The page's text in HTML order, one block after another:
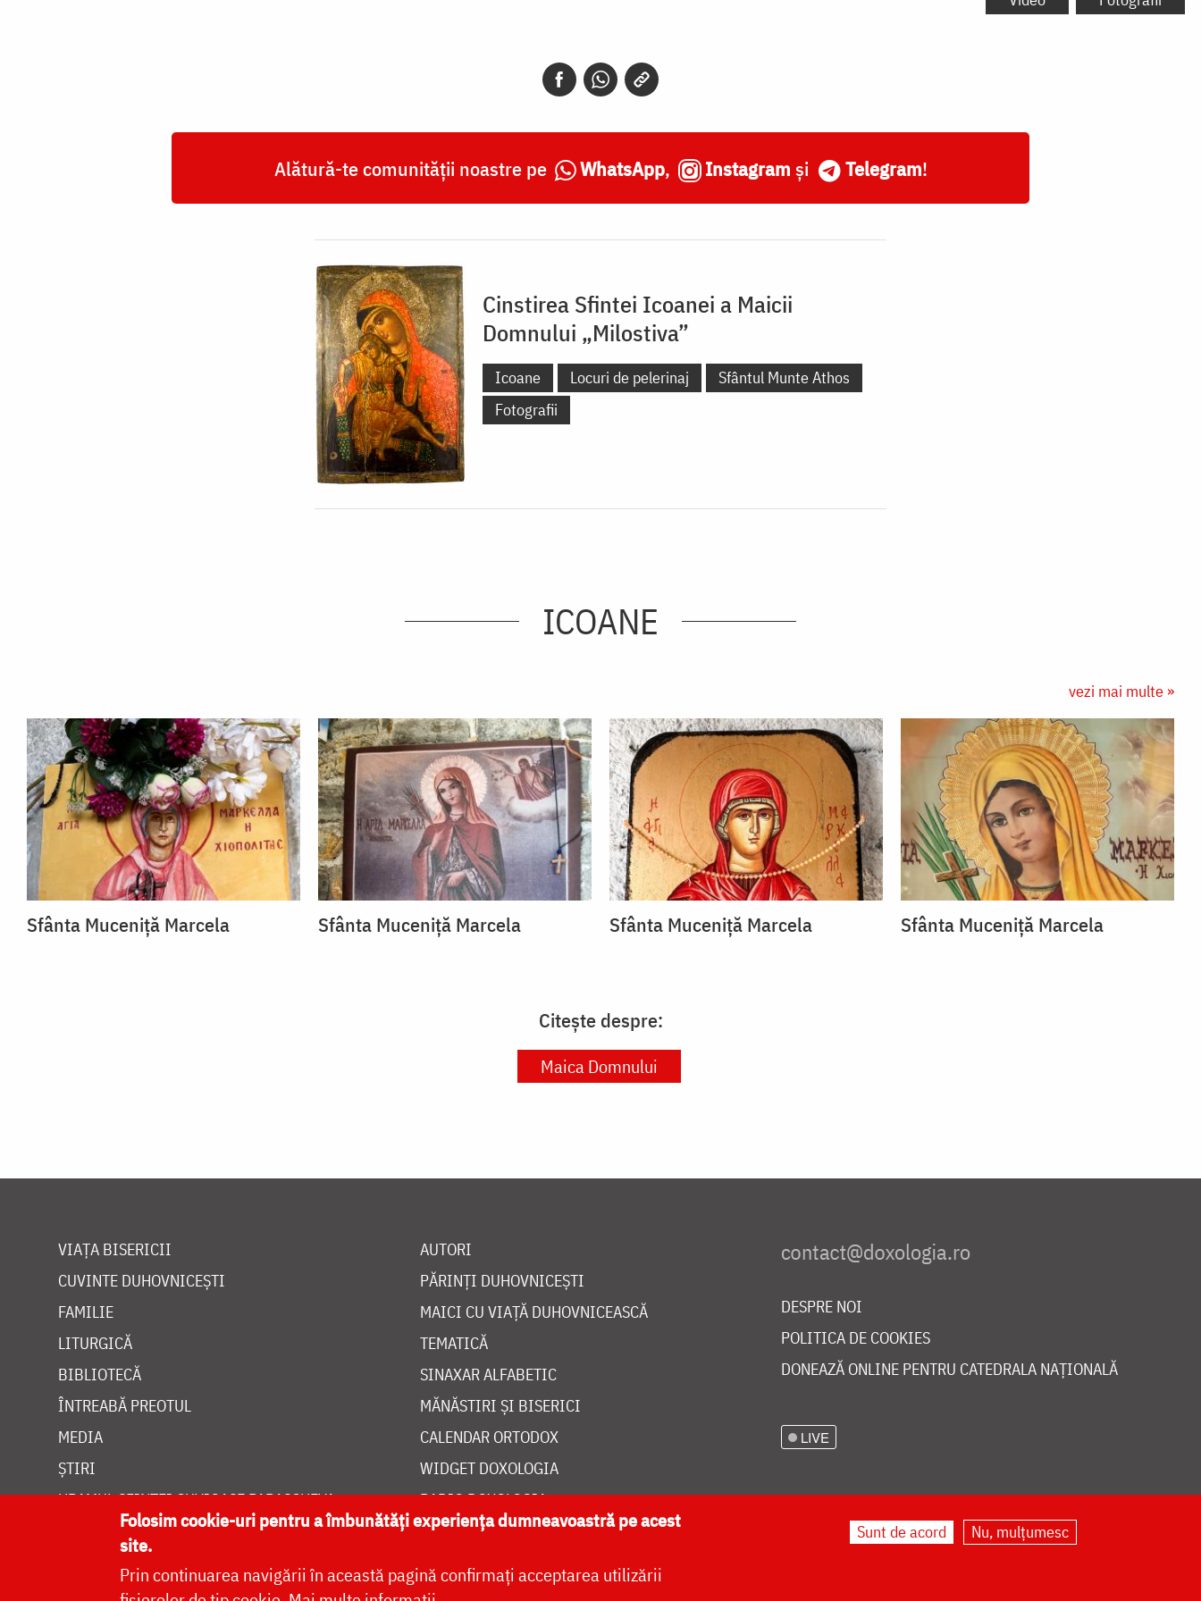
Alătură-te comunității noastre pe WhatsApp, Instagram și Telegram!
Cinstirea Sfintei Icoanei a Maicii
Domnului „Milostiva”
Icoane Locuri de pelerinaj
Sfântul Munte Athos
Fotografii
ICOANE
vezi mai multe »
Sfânta Muceniță Marcela Sfânta Muceniță Marcela Sfânta Muceniță Marcela Sfânta Muceniță Marcela
Citește despre:
Maica Domnului
VIAȚA BISERICII
CUVINTE DUHOVNICEȘTI
FAMILIE
LITURGICĂ
BIBLIOTECĂ
ÎNTREABĂ PREOTUL
MEDIA
ȘTIRI
HRAMUL SFINTEI CUVIOASE PARASCHEVA
AUTORI
PĂRINȚI DUHOVNICEȘTI
MAICI CU VIAȚĂ DUHOVNICEASCĂ
TEMATICĂ
SINAXAR ALFABETIC
MĂNĂSTIRI ȘI BISERICI
CALENDAR ORTODOX
WIDGET DOXOLOGIA
RADIO DOXOLOGIA
DESPRE NOI
POLITICA DE COOKIES
DONEAZĂ ONLINE PENTRU CATEDRALA NAȚIONALĂ
LIVE
Folosim cookie-uri pentru a îmbunătăți experiența dumneavoastră pe acest
site.
Prin continuarea navigării în această pagină confirmați acceptarea utilizării
Sunt de acord Nu, mulțumesc